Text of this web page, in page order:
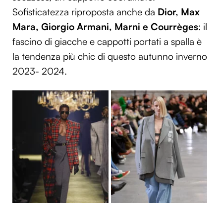
Sofisticatezza riproposta anche da Dior, Max
Mara, Giorgio Armani, Marni e Courrèges: il
fascino di giacche e cappotti portati a spalla è
la tendenza più chic di questo autunno inverno
2023- 2024.